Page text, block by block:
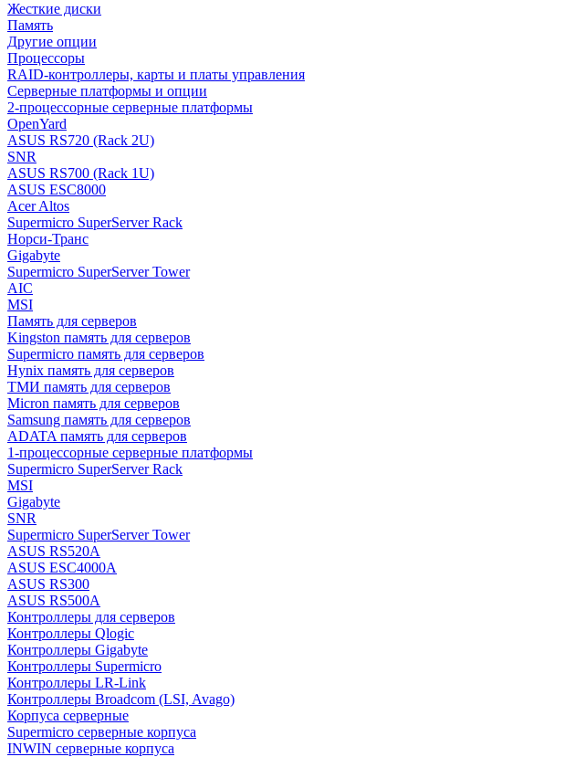
Жесткие диски
Память
Другие опции
Процессоры
RAID-контроллеры, карты и платы управления
Серверные платформы и опции
2-процессорные серверные платформы
OpenYard
ASUS RS720 (Rack 2U)
SNR
ASUS RS700 (Rack 1U)
ASUS ESC8000
Acer Altos
Supermicro SuperServer Rack
Норси-Транс
Gigabyte
Supermicro SuperServer Tower
AIC
MSI
Память для серверов
Kingston память для серверов
Supermicro память для серверов
Hynix память для серверов
ТМИ память для серверов
Micron память для серверов
Samsung память для серверов
ADATA память для серверов
1-процессорные серверные платформы
Supermicro SuperServer Rack
MSI
Gigabyte
SNR
Supermicro SuperServer Tower
ASUS RS520A
ASUS ESC4000A
ASUS RS300
ASUS RS500A
Контроллеры для серверов
Контроллеры Qlogic
Контроллеры Gigabyte
Контроллеры Supermicro
Контроллеры LR-Link
Контроллеры Broadcom (LSI, Avago)
Корпуса серверные
Supermicro серверные корпуса
INWIN серверные корпуса